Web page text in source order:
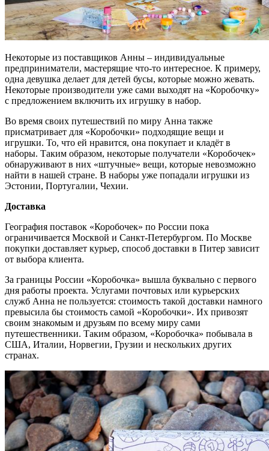
Некоторые из поставщиков Анны – индивидуальные
предприниматели, мастерящие что-то интересное. К примеру,
одна девушка делает для детей бусы, которые можно жевать.
Некоторые производители уже сами выходят на «Коробочку»
с предложением включить их игрушку в набор.
Во время своих путешествий по миру Анна также
присматривает для «Коробочки» подходящие вещи и
игрушки. То, что ей нравится, она покупает и кладёт в
наборы. Таким образом, некоторые получатели «Коробочек»
обнаруживают в них «штучные» вещи, которые невозможно
найти в нашей стране. В наборы уже попадали игрушки из
Эстонии, Португалии, Чехии.
Доставка
География поставок «Коробочек» по России пока
ограничивается Москвой и Санкт-Петербургом. По Москве
покупки доставляет курьер, способ доставки в Питер зависит
от выбора клиента.
За границы России «Коробочка» вышла буквально с первого
дня работы проекта. Услугами почтовых или курьерских
служб Анна не пользуется: стоимость такой доставки намного
превысила бы стоимость самой «Коробочки». Их привозят
своим знакомым и друзьям по всему миру сами
путешественники. Таким образом, «Коробочка» побывала в
США, Италии, Норвегии, Грузии и нескольких других
странах.